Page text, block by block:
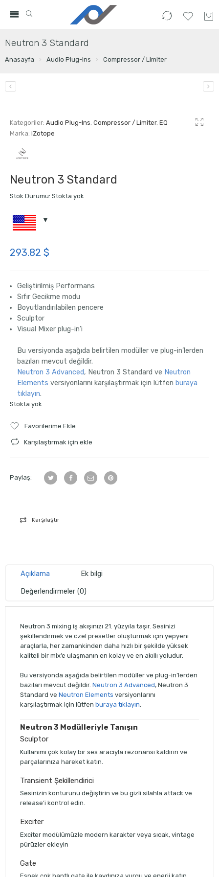
Neutron 3 Standard
Anasayfa Audio Plug-Ins Compressor / Limiter
Kategoriler: Audio Plug-Ins, Compressor / Limiter, EQ
Marka: iZotope
Neutron 3 Standard
Stok Durumu: Stokta yok
293.82 $
Geliştirilmiş Performans
Sıfır Gecikme modu
Boyutlandırılabilen pencere
Sculptor
Visual Mixer plug-in’i
Bu versiyonda aşağıda belirtilen modüller ve plug-in’lerden
bazıları mevcut değildir.
Neutron 3 Advanced, Neutron 3 Standard ve Neutron
Elements versiyonlarını karşılaştırmak için lütfen buraya
tıklayın.
Stokta yok
Favorilerime Ekle
Karşılaştırmak için ekle
Paylaş:
Karşılaştır
Açıklama Ek bilgi
Değerlendirmeler (0)
Neutron 3 mixing iş akışınızı 21. yüzyıla taşır. Sesinizi
şekillendirmek ve özel presetler oluşturmak için yepyeni
araçlarla, her zamankinden daha hızlı bir şekilde yüksek
kaliteli bir mix’e ulaşmanın en kolay ve en akıllı yoludur.
Bu versiyonda aşağıda belirtilen modüller ve plug-in’lerden
bazıları mevcut değildir. Neutron 3 Advanced, Neutron 3
Standard ve Neutron Elements versiyonlarını
karşılaştırmak için lütfen buraya tıklayın.
Neutron 3 Modülleriyle Tanışın
Sculptor
Kullanımı çok kolay bir ses aracıyla rezonansı kaldırın ve
parçalarınıza hareket katın.
Transient Şekillendirici
Sesinizin konturunu değiştirin ve bu gizli silahla attack ve
release’i kontrol edin.
Exciter
Exciter modülümüzle modern karakter veya sıcak, vintage
pürüzler ekleyin
Gate